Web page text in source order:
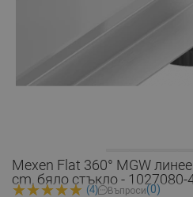
Mexen Flat 360° MGW
cm, бяло стъкло - 1027080-
(4) Въпроси(0)